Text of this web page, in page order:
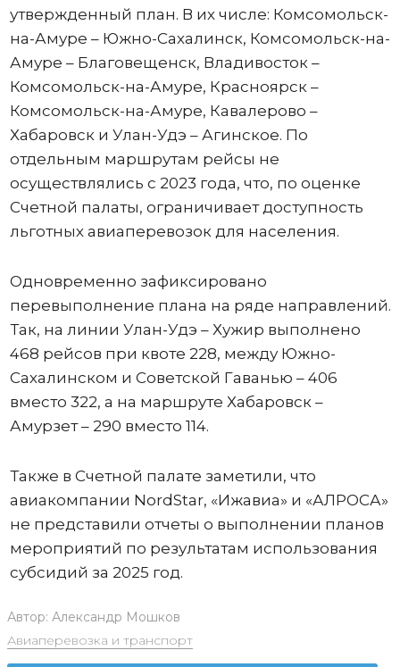
утвержденный план. В их числе: Комсомольск-
на-Амуре – Южно-Сахалинск, Комсомольск-на-
Амуре – Благовещенск, Владивосток –
Комсомольск-на-Амуре, Красноярск –
Комсомольск-на-Амуре, Кавалерово –
Хабаровск и Улан-Удэ – Агинское. По
отдельным маршрутам рейсы не
осуществлялись с 2023 года, что, по оценке
Счетной палаты, ограничивает доступность
льготных авиаперевозок для населения.
Одновременно зафиксировано
перевыполнение плана на ряде направлений.
Так, на линии Улан-Удэ – Хужир выполнено
468 рейсов при квоте 228, между Южно-
Сахалинском и Советской Гаванью – 406
вместо 322, а на маршруте Хабаровск –
Амурзет – 290 вместо 114.
Также в Счетной палате заметили, что
авиакомпании NordStar, «Ижавиа» и «АЛРОСА»
не представили отчеты о выполнении планов
мероприятий по результатам использования
субсидий за 2025 год.
Автор: Александр Мошков
Авиаперевозка и транспорт